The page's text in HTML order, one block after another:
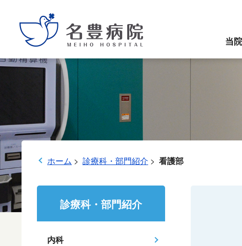
グ
ナ
ビ
ゲ
ー
シ
ン
本
ロ
ビ
ゲ
ー
シ
ョ
へ
フ
当
ホーム > 診療科・部門紹介 > 看護部
診療科・部門紹介
内科